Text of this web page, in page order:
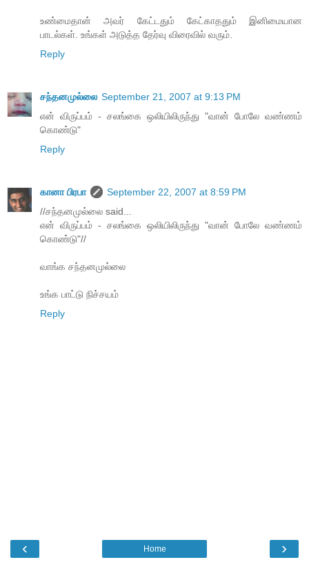
உண்மைதான் அவர் கேட்டதும் கேட்காததும் இனிமையான
பாடல்கள். உங்கள் அடுத்த தேர்வு விரைவில் வரும்.
Reply
சந்தனமுல்லை September 21, 2007 at 9:13 PM
என் விருப்பம் - சலங்கை ஒலியிலிருந்து "வான் போலே வண்ணம்
கொண்டு"
Reply
கானா பிரபா
September 22, 2007 at 8:59 PM
//சந்தனமுல்லை said...
என் விருப்பம் - சலங்கை ஒலியிலிருந்து "வான் போலே வண்ணம்
கொண்டு"//
வாங்க சந்தனமுல்லை
உங்க பாட்டு நிச்சயம்
Reply
‹ ›
Home